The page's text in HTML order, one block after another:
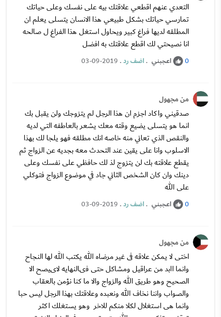
التعدي عنهم اقطعي علاقتك بيه على نفسك وعلى حياتك
تمارسي حياتك بشكل طبيعي هذا الانسان يتسلى يعلم ان
المطلقه لديها فراغ كبير ويحاول استغل هذا الفراغ ل صالحه
انا نصيحتي لك اقطع علاقتك به افضل
0 اعجبني .اضف رد.
03-09-2019
من مجهول
صدقيني واكاد اجزم ان هذا الرجل لم يتزوجك ولن يقبل بك
انما هو يتسلى يضيع وقته معك يشعر بالعاطفه التي لديه
والنقص الذي تعاني منه خاصه انك مطلقه فهو يلجا لك بهذا
الاسلوب وانا على يقين عند التحدث معه بجديه عن الزواج ثم
يقطع علاقته بك لن يتزوج لذ لك حافظي على نفسك وعلى
دينك وان كان الشخص الثاني جاد في موضوع الزواج فتوكلي
على الله
0 اعجبني .اضف رد.
03-09-2019
من مجهول
اختى لا يمكن علاقه فى غير مرضاه الله يكتب الله لها النجاح
وانما اابد من عراقيل ومشاكل حتى فىالنهايه لاىيصح الا
الصحيح وهو طريق الله والزواج والا ما كنا نؤمن بالعقاب
والصواب واننا نخاف الله ونعبده وعلاقتك بهذا الرجل ليس حبا
وانما هى استغلال لكلا منكم للاخر وهو يستغلك اكثر